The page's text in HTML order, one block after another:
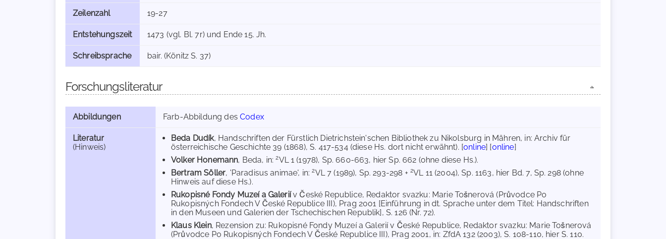
Zeilenzahl 19-27
Entstehungszeit 1473 (vgl. Bl. 7r) und Ende 15. Jh.
Schreibsprache bair. (Könitz S. 37)
Forschungsliteratur
Abbildungen Farb-Abbildung desCodex
Literatur
(Hinweis)
Beda Dudík, Handschriften der Fürstlich Dietrichstein'schen Bibliothek zu Nikolsburg in Mähren, in: Archiv für
österreichische Geschichte 39 (1868), S. 417-534 (diese Hs. dort nicht erwähnt). [online] [online]
Volker Honemann, Beda, in:2VL 1 (1978), Sp. 660-663, hier Sp. 662 (ohne diese Hs.).
Bertram Söller, 'Paradisus animae', in:2VL 7 (1989), Sp. 293-298 + 2VL 11 (2004), Sp. 1163, hier Bd. 7, Sp. 298 (ohne
Hinweis auf diese Hs.).
Rukopisné Fondy Muzeí a Galeriív České Republice, Redaktor svazku: Marie Tošnerová (Průvodce Po
Rukopisných Fondech V České Republice III), Prag 2001 [Einführung in dt. Sprache unter dem Titel: Handschriften
in den Museen und Galerien der Tschechischen Republik], S. 126 (Nr. 72).
Klaus Klein, Rezension zu: Rukopisné Fondy Muzeí a Galerií v České Republice, Redaktor svazku: Marie Tošnerová
(Průvodce Po Rukopisných Fondech V České Republice III), Prag 2001, in: ZfdA 132 (2003), S. 108-110, hier S. 110.